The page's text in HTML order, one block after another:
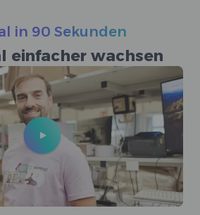
in 90 Sekunden
einfacher wachsen